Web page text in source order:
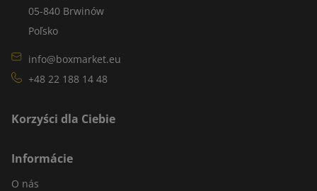
05-840 Brwinów
Poľsko
info@boxmarket.eu
+48 22 188 14 48
Korzyści dla Ciebie
Informácie
O nás